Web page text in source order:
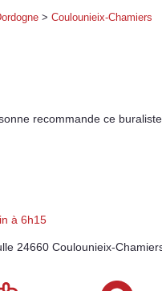
> Coulounieix-Chamiers
recommande ce buraliste.
à 6h15
24660 Coulounieix-